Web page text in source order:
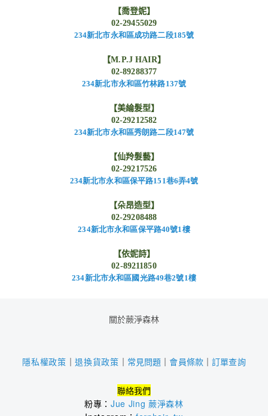
【喬登妮】
02-29455029
234新北市永和區成功路二段185號
【M.P.J HAIR】
02-89288377
234新北市永和區竹林路137號
【美綸髮型】
02-29212582
234新北市永和區秀朗路二段147號
【仙羚髮藝】
02-29217526
234新北市永和區保平路151巷6弄4號
【朵昂造型】
02-29208488
234新北市永和區保平路40號1 樓
【依妮詩】
02-89211850
234新北市永和區國光路49巷2號1樓
關於蕨淨森林
隱私權政策 ｜退換貨政策 ｜ 常見問題 ｜ 會員條款 ｜訂單查詢
聯絡我們
粉專：Jue Jing 蕨淨森林